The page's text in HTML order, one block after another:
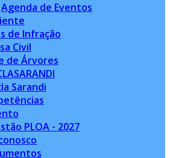
Agenda de Eventos
de Infração
Civil
de Árvores
Sarandi
PLOA - 2027